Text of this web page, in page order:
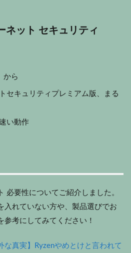
ネット セキュリティ
から
セキュリティプレミアム版、まる
い動作
必要性についてご紹介しました。
入れていない方や、製品選びでお
考にしてみてください！
な真実】Ryzenやめとけと言われて